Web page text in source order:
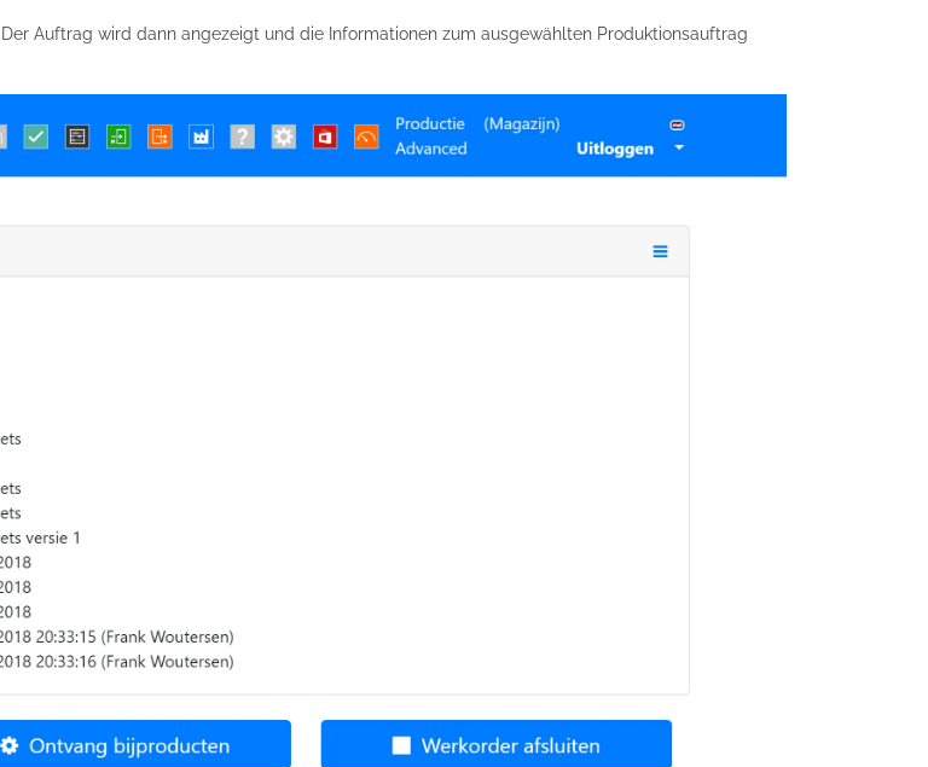
Auftrag wird dann angezeigt und die Informationen zum ausgewählten Produktionsauftrag